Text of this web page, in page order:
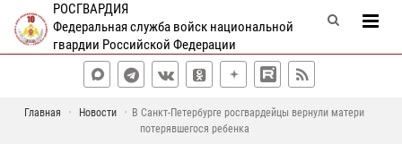
РОСГВАРДИЯ
Федеральная служба войск национальной
гвардии Российской Федерации
Главная Новости
В Санкт-Петербурге росгвардейцы вернули матери
потерявшегося ребенка